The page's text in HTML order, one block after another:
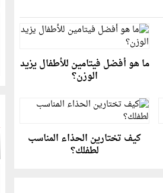
ما هو أفضل فيتامين للأطفال يزيد
الوزن؟
كيف تختارين الحذاء المناسب
لطفلك؟